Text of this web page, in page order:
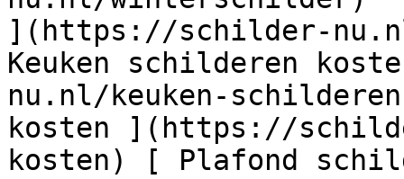
](https://schilder-
Keuken schilderen
nu.nl/keuken-
kosten ](https://
kosten) [ Plafond